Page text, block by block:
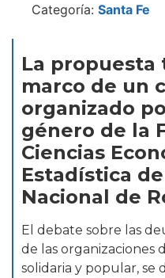
Categoría: Santa Fe
La propuesta
marco de un
organizado
género de la
Ciencias
Estadística
Nacional de
El debate sobre las
de las organizaciones
solidaria y popular, se